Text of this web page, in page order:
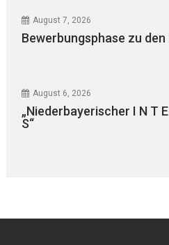
August 7, 2026
Bewerbungsphase zu
August 6, 2026
„Niederbayerischer I N T E
S“